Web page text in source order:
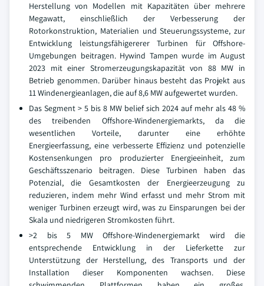
Herstellung von Modellen mit Kapazitäten über mehrere
Megawatt, einschließlich der Verbesserung der
Rotorkonstruktion, Materialien und Steuerungssysteme, zur
Entwicklung leistungsfähigererer Turbinen für Offshore-
Umgebungen beitragen. Hywind Tampen wurde im August
2023 mit einer Stromerzeugungskapazität von 88 MW in
Betrieb genommen. Darüber hinaus besteht das Projekt aus
11 Windenergieanlagen, die auf 8,6 MW aufgewertet wurden.
Das Segment > 5 bis 8 MW belief sich 2024 auf mehr als 48 %
des treibenden Offshore-Windenergiemarkts, da die
wesentlichen Vorteile, darunter eine erhöhte
Energieerfassung, eine verbesserte Effizienz und potenzielle
Kostensenkungen pro produzierter Energieeinheit, zum
Geschäftsszenario beitragen. Diese Turbinen haben das
Potenzial, die Gesamtkosten der Energieerzeugung zu
reduzieren, indem mehr Wind erfasst und mehr Strom mit
weniger Turbinen erzeugt wird, was zu Einsparungen bei der
Skala und niedrigeren Stromkosten führt.
>2 bis 5 MW Offshore-Windenergiemarkt wird die
entsprechende Entwicklung in der Lieferkette zur
Unterstützung der Herstellung, des Transports und der
Installation dieser Komponenten wachsen. Diese